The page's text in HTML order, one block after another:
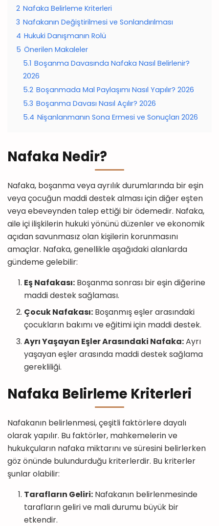
2 Nafaka Belirleme Kriterleri
3 Nafakanın Değiştirilmesi ve Sonlandırılması
4 Hukuki Danışmanın Rolü
5 Önerilen Makaleler
5.1 Boşanma Davasında Nafaka Nasıl Belirlenir?
2026
5.2 Boşanmada Mal Paylaşımı Nasıl Yapılır? 2026
5.3 Boşanma Davası Nasıl Açılır? 2026
5.4 Nişanlanmanın Sona Ermesi ve Sonuçları 2026
Nafaka Nedir?
Nafaka, boşanma veya ayrılık durumlarında bir eşin
veya çocuğun maddi destek alması için diğer eşten
veya ebeveynden talep ettiği bir ödemedir. Nafaka,
aile içi ilişkilerin hukuki yönünü düzenler ve ekonomik
açıdan savunmasız olan kişilerin korunmasını
amaçlar. Nafaka, genellikle aşağıdaki alanlarda
gündeme gelebilir:
Eş Nafakası: Boşanma sonrası bir eşin diğerine
maddi destek sağlaması.
Çocuk Nafakası: Boşanmış eşler arasındaki
çocukların bakımı ve eğitimi için maddi destek.
Ayrı Yaşayan Eşler Arasındaki Nafaka:Ayrı
yaşayan eşler arasında maddi destek sağlama
gerekliliği.
Nafaka Belirleme Kriterleri
Nafakanın belirlenmesi, çeşitli faktörlere dayalı
olarak yapılır. Bu faktörler, mahkemelerin ve
hukukçuların nafaka miktarını ve süresini belirlerken
göz önünde bulundurduğu kriterlerdir. Bu kriterler
şunlar olabilir:
Tarafların Geliri: Nafakanın belirlenmesinde
tarafların geliri ve mali durumu büyük bir
etkendir.